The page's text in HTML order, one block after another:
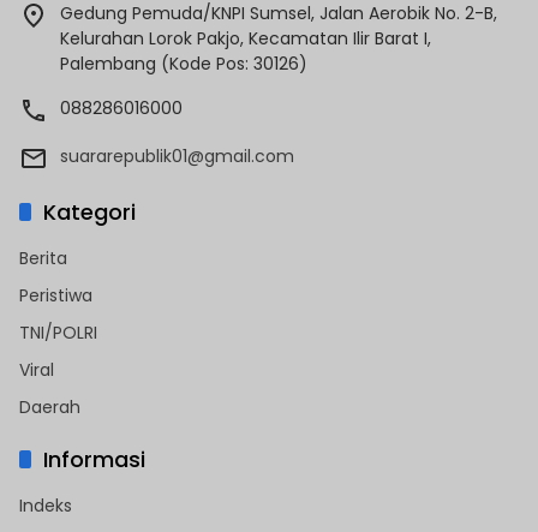
Gedung Pemuda/KNPI Sumsel, Jalan Aerobik No. 2-B,
Kelurahan Lorok Pakjo, Kecamatan Ilir Barat I,
Palembang (Kode Pos: 30126)
088286016000
suararepublik01@gmail.com
Kategori
Berita
Peristiwa
TNI/POLRI
Viral
Daerah
Informasi
Indeks